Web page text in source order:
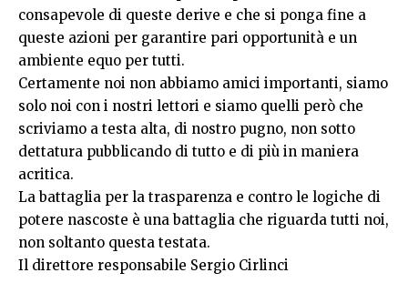
consapevole di queste derive e che si ponga fine a
queste azioni per garantire pari opportunità e un
ambiente equo per tutti.
Certamente noi non abbiamo amici importanti, siamo
solo noi con i nostri lettori e siamo quelli però che
scriviamo a testa alta, di nostro pugno, non sotto
dettatura pubblicando di tutto e di più in maniera
acritica.
La battaglia per la trasparenza e contro le logiche di
potere nascoste è una battaglia che riguarda tutti noi,
non soltanto questa testata.
Il direttore responsabile Sergio Cirlinci